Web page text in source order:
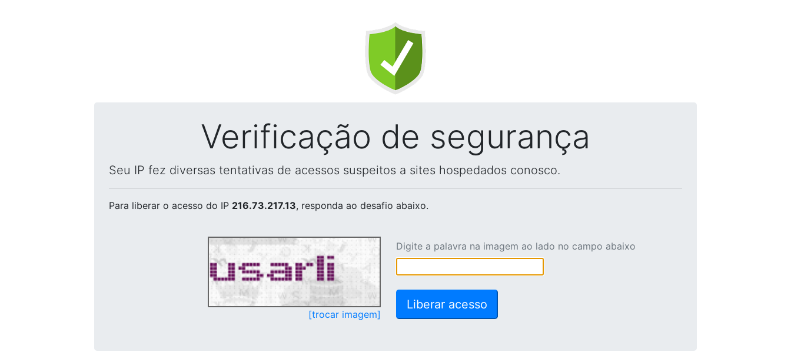
Verificação de segurança
Seu IP fez diversas tentativas de acessos suspeitos a sites hospedados conosco.
Para liberar o acesso do IP 216.73.217.13, responda ao desafio abaixo.
[trocar imagem]
Digite a palavra na imagem ao lado no campo abaixo